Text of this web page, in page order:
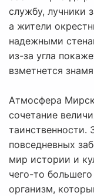
службу, лучники
а жители
надежными
из-за угла
взметнется
Атмосфера
сочетание
таинственности.
повседневных
мир истории и
чего-то
организм,